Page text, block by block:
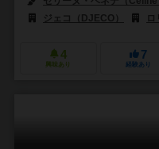
ジェコ（DJECO）
4
興味あり
7
経験あり